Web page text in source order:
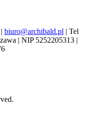
biuro@archibald.pl | Tel
| NIP 5252205313 |